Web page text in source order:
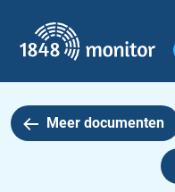
Hoofdmenu
Meer documenten